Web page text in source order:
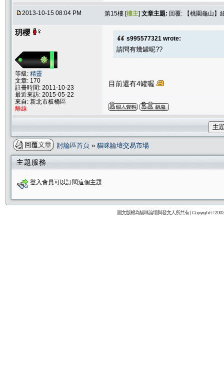
2013-10-15 08:04 PM 第15樓 [樓主] 文章主題: 回覆: 【桃園龜山】
玥櫻
等級: 精靈
文章: 170
註冊時間: 2011-10-23
最近來訪: 2015-05-22
來自: 新北市板橋區
離線
s995577321 wrote:
請問有幾罐呢??
目前還有4罐喔
主
討論區首頁 » 貓咪論壇交易市場
主題服務
登入會員可以訂閱這個主題
圖文版權為貓咪論壇與發文人所共有 | Copyright ©